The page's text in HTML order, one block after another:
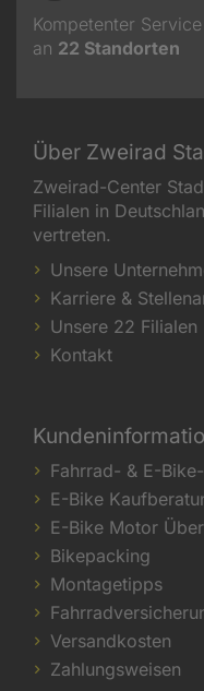
Kompetenter Service
an 22 Standorten
Über Zweirad
Zweirad-Center
Filialen in
vertreten.
Unsere
Karriere &
Unsere 22 Filialen
Kontakt
Fahrrad- & E-
E-Bike
E-Bike Motor
Bikepacking
Montagetipps
Versandkosten
Zahlungsweisen